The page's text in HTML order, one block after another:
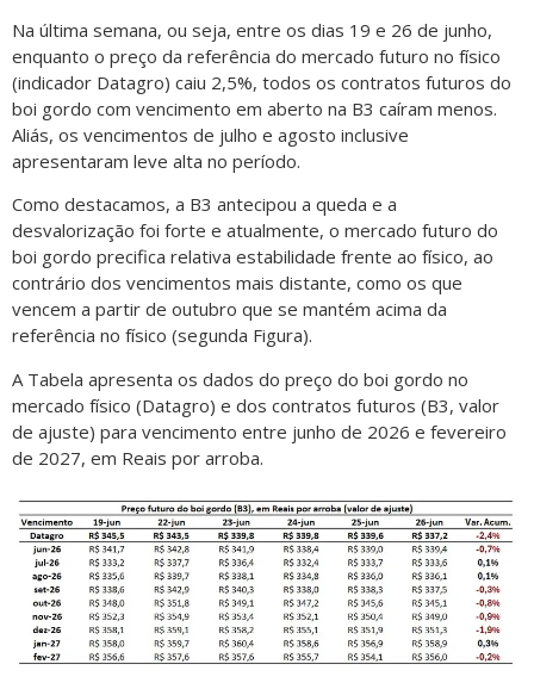
Na última semana, ou seja, entre os dias 19 e 26 de junho,
enquanto o preço da referência do mercado futuro no físico
(indicador Datagro) caiu 2,5%, todos os contratos futuros do
boi gordo com vencimento em aberto na B3 caíram menos.
Aliás, os vencimentos de julho e agosto inclusive
apresentaram leve alta no período.
Como destacamos, a B3 antecipou a queda e a
desvalorização foi forte e atualmente, o mercado futuro do
boi gordo precifica relativa estabilidade frente ao físico, ao
contrário dos vencimentos mais distante, como os que
vencem a partir de outubro que se mantém acima da
referência no físico (segunda Figura).
A Tabela apresenta os dados do preço do boi gordo no
mercado físico (Datagro) e dos contratos futuros (B3, valor
de ajuste) para vencimento entre junho de 2026 e fevereiro
de 2027, em Reais por arroba.